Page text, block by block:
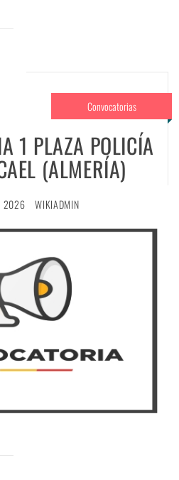
Convocatorias
1 PLAZA POLICÍA
(ALMERÍA)
2026 WIKIADMIN